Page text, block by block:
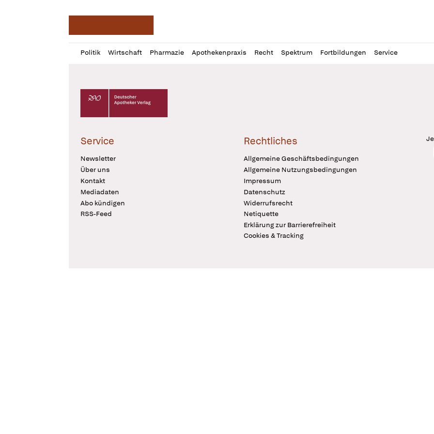
Politik Wirtschaft Pharmazie Apothekenpraxis Recht Spektrum Fortbildungen Service
Profil
öffnen
Daz
Pur
Deutscher Apotheker Verlag Logo
Service
Newsletter
Über uns
Kontakt
Mediadaten
Abo kündigen
RSS-Feed
Rechtliches
Allgemeine Geschäftsbedingungen
Allgemeine Nutzungsbedingungen
Impressum
Datenschutz
Widerrufsrecht
Netiquette
Erklärung zur Barrierefreiheit
Cookies & Tracking